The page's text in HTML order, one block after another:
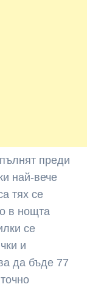
преди
най-вече
тях се
в нощта
се
и
да бъде 77